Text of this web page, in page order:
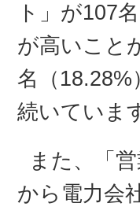
ト」が107
が高いこと
名（
続いていま
また、「
から電力会